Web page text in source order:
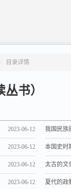
目录详情
书）
2023-06-12 我国民族
2023-06-12 本国史时
2023-06-12 太古的文
2023-06-12 夏代的政